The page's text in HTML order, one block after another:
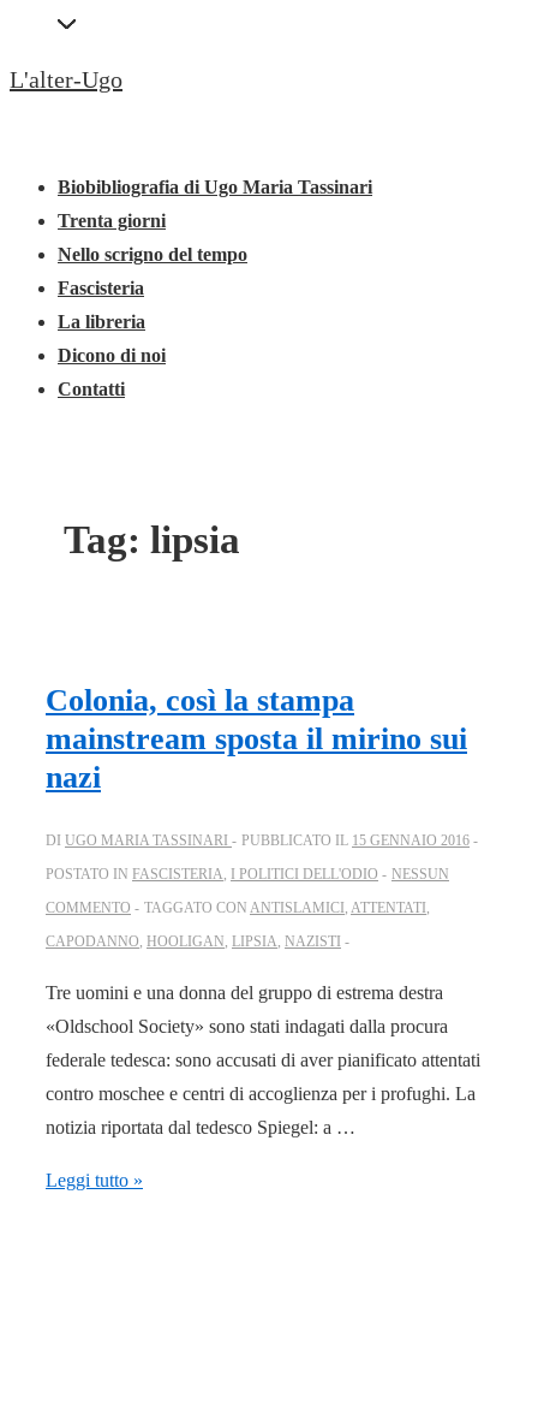
al
Secondary
L'alter-Ugo
principaleBiobibliografia di Ugo Maria Tassinari
Trenta giorni
Nello scrigno del tempo
Fascisteria
La libreria
Dicono di noi
Contatti
Tag: lipsia
Colonia, così la stampa
mainstream sposta il mirino sui
nazi
DI UGO MARIA TASSINARI PUBBLICATO IL 15 GENNAIO 2016
POSTATO IN FASCISTERIA, I POLITICI DELL'ODIO
NESSUN
COMMENTO
TAGGATO CON ANTISLAMICI , ATTENTATI ,
CAPODANNO, HOOLIGAN, LIPSIA, NAZISTI
Tre uomini e una donna del gruppo di estrema destra
«Oldschool Society» sono stati indagati dalla procura
federale tedesca: sono accusati di aver pianificato attentati
contro moschee e centri di accoglienza per i profughi. La
notizia riportata dal tedesco Spiegel: a …
Colonia,
Leggi tutto »